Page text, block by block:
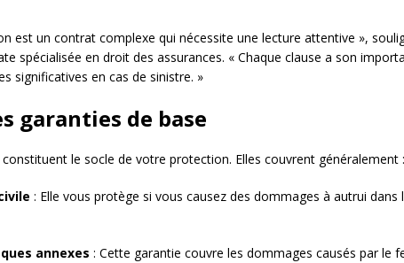
est un contrat complexe qui nécessite une lecture attentive »,
spécialisée en droit des assurances. « Chaque clause a son
significatives en cas de sinistre. »
garanties de base
le socle de votre protection. Elles couvrent généralement :
: Elle vous protège si vous causez des dommages à autrui dans
annexes : Cette garantie couvre les dommages causés par le